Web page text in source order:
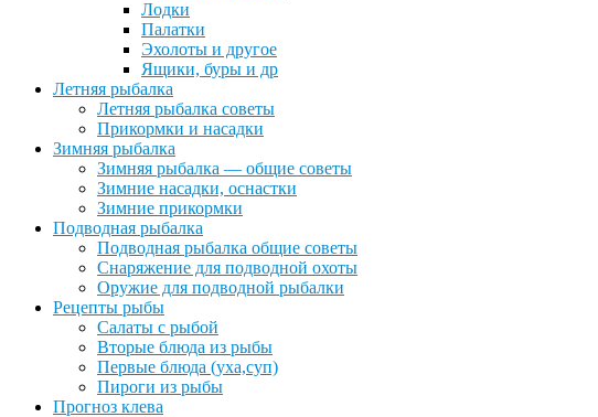
Лодки
Палатки
Эхолоты и другое
Ящики, буры и др
Летняя рыбалка
Летняя рыбалка советы
Прикормки и насадки
Зимняя рыбалка
Зимняя рыбалка — общие советы
Зимние насадки, оснастки
Зимние прикормки
Подводная рыбалка
Подводная рыбалка общие советы
Снаряжение для подводной охоты
Оружие для подводной рыбалки
Рецепты рыбы
Салаты с рыбой
Вторые блюда из рыбы
Первые блюда (уха,суп)
Пироги из рыбы
Прогноз клева